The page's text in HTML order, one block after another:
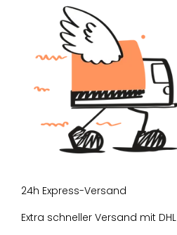
24h Express-Versand
Extra schneller Versand mit DHL